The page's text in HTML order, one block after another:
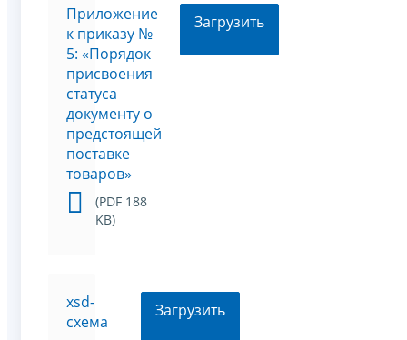
Приложение
к приказу №
5: «Порядок
присвоения
статуса
документу о
предстоящей
поставке
товаров»
(PDF 188
KB)
Загрузить
xsd-
схема
Загрузить